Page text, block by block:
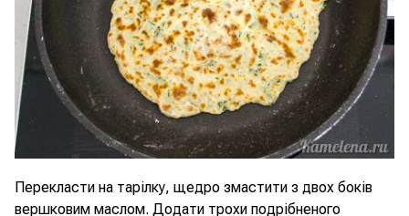
Перекласти на тарілку, щедро змастити з двох боків
вершковим маслом. Додати трохи подрібненого